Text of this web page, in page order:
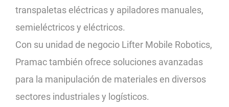
transpaletas eléctricas y apiladores manuales,
semieléctricos y eléctricos.
Con su unidad de negocio Lifter Mobile Robotics,
Pramac también ofrece soluciones avanzadas
para la manipulación de materiales en diversos
sectores industriales y logísticos.